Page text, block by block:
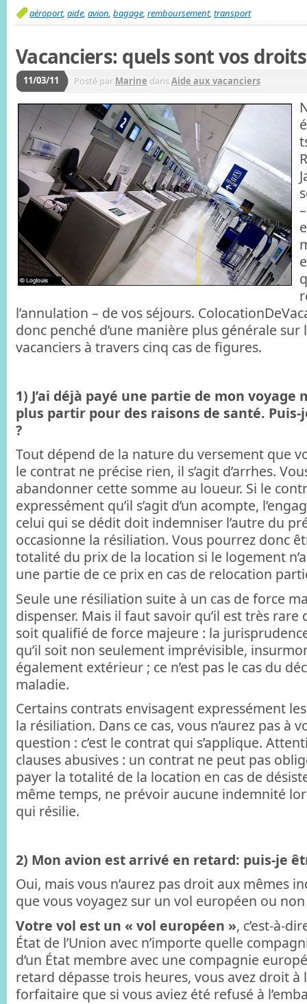
aéroport, aide, avion, bagage, remboursement, transport
Vacanciers: quels sont vos
11/03/11 Posté par Marine dansAide aux vacanciers
l’annulation – de vos séjours.
donc penché d’une manière plus générale sur
vacanciers à travers cinq cas de figures.
1) J’ai déjà payé une partie de mon voyage
plus partir pour des raisons de santé.
?
Tout dépend de la nature du versement que
le contrat ne précise rien, il s’agit d’arrhes.
abandonner cette somme au loueur. Si le
expressément qu’il s’agit d’un acompte,
celui qui se dédit doit indemniser l’autre du
occasionne la résiliation. Vous pourrez donc
totalité du prix de la location si le logement
une partie de ce prix en cas de relocation
Seule une résiliation suite à un cas de force
dispenser. Mais il faut savoir qu’il est très rare
soit qualifié de force majeure : la
qu’il soit non seulement imprévisible,
également extérieur ; ce n’est pas le cas du
maladie.
Certains contrats envisagent expressément
la résiliation. Dans ce cas, vous n’aurez pas à
question : c’est le contrat qui s’applique.
clauses abusives : un contrat ne peut pas
payer la totalité de la location en cas de
même temps, ne prévoir aucune indemnité
qui résilie.
2) Mon avion est arrivé en retard: puis-je
Oui, mais vous n’aurez pas droit aux mêmes
que vous voyagez sur un vol européen ou
Votre vol est un « vol européen », c’est-à-
État de l’Union avec n’importe quelle
d’un État membre avec une compagnie
retard dépasse trois heures, vous avez droit
forfaitaire que si vous aviez été refusé à